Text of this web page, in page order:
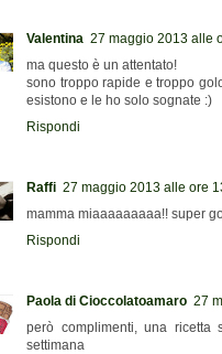
Valentina 27 maggio 2013 alle
ma questo è un attentato!
sono troppo rapide e troppo
esistono e le ho solo sognate :)
Rispondi
Raffi 27 maggio 2013 alle ore
mamma miaaaaaaaaa!! super
Rispondi
Paola di Cioccolatoamaro 27
però complimenti, una ricetta
settimana